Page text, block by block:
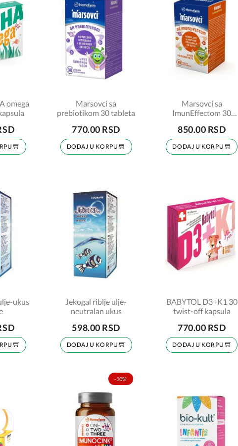
omega
Marsovci sa
prebiotikom 30 tableta
770.00 RSD
DODAJ U KORPU
Marsovci sa
ImunEffectom 30
850.00 RSD
DODAJ U KORPU
ukus
Jekogal riblje ulje-
neutralan ukus
598.00 RSD
DODAJ U KORPU
BABYTOL D3+K1 30
twist-off kapsula
770.00 RSD
DODAJ U KORPU
-10%